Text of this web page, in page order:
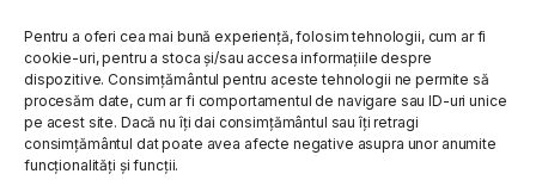
Pentru a oferi cea mai bună experiență, folosim tehnologii, cum ar fi
cookie-uri, pentru a stoca și/sau accesa informațiile despre
dispozitive. Consimțământul pentru aceste tehnologii ne permite să
procesăm date, cum ar fi comportamentul de navigare sau ID-uri unice
pe acest site. Dacă nu îți dai consimțământul sau îți retragi
consimțământul dat poate avea afecte negative asupra unor anumite
funcționalități și funcții.
Customer Care
About Us